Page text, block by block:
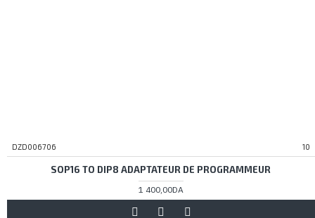
DZD006706 10
SOP16 TO DIP8 ADAPTATEUR DE PROGRAMMEUR
1 400,00DA